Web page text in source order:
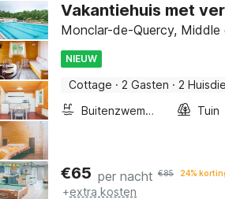
Vakantiehuis met
Monclar-de-Quercy,
NIEUW
Cottage · 2 Gasten · 2
Buitenzwembad
Tuin
€65 per nacht €85 24%
+extra kosten